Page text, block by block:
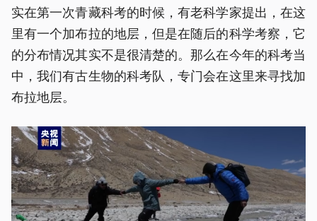
实在第一次青藏科考的时候，有老科学家提出，在这
里有一个加布拉的地层，但是在随后的科学考察，它
的分布情况其实不是很清楚的。那么在今年的科考当
中，我们有古生物的科考队，专门会在这里来寻找加
布拉地层。